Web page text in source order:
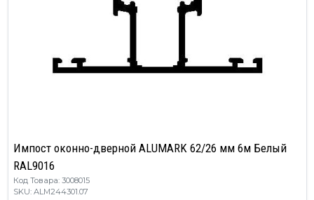
Импост оконно-дверной ALUMARK 62/26 мм 6м Белый
RAL9016
Код Товара: 3008015
SKU: ALM244301.07